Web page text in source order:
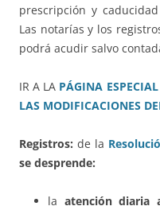
prescripción y
Las notarías y los
podrá acudir salvo
IR A LA PÁGINA
LAS MODIFICACIONES
Registros: de la
se desprende:
la atención diaria